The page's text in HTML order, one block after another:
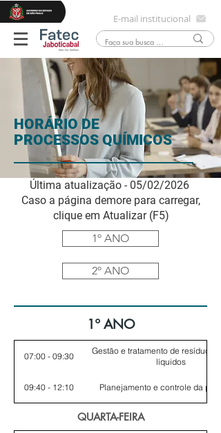
E-mail institucional
HORÁRIO DE
PROCESSOS QUÍMICOS
Última atualização - 05/02/2026
Caso a página demore para carregar,
clique em Atualizar (F5)
1º ANO
2º ANO
1º ANO
07:00 - 09:30
Gestão e tratamento de resíduos
líquidos
09:40 - 12:10 Planejamento e controle da
QUARTA-FEIRA